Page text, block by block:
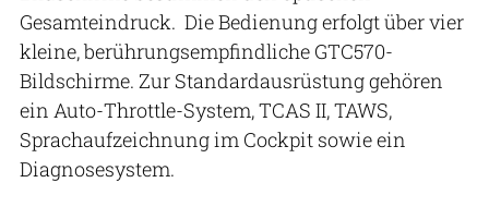
Gesamteindruck. Die Bedienung erfolgt über vier
kleine, berührungsempfindliche GTC570-
Bildschirme. Zur Standardausrüstung gehören
ein Auto-Throttle-System, TCAS II, TAWS,
Sprachaufzeichnung im Cockpit sowie ein
Diagnosesystem.